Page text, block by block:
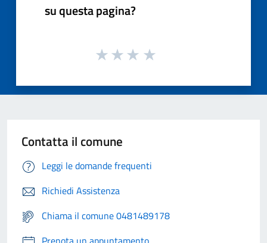
su questa pagina?
Contatta il comune
Leggi le domande frequenti
Richiedi Assistenza
Chiama il comune 0481489178